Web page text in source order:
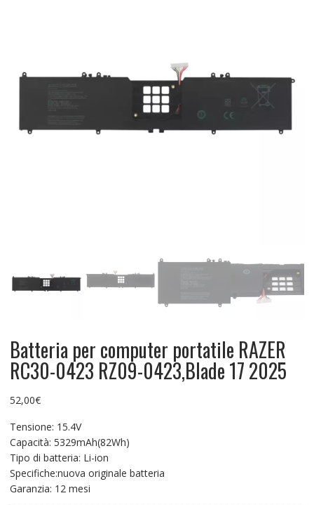
Batteria per computer portatile RAZER
RC30-0423 RZ09-0423,Blade 17 2025
52,00€
Tensione: 15.4V
Capacità: 5329mAh(82Wh)
Tipo di batteria: Li-ion
Specifiche:nuova originale batteria
Garanzia: 12 mesi